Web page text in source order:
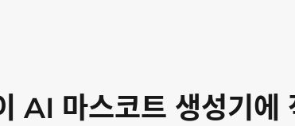
마스코트 생성기에